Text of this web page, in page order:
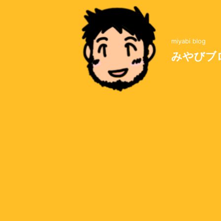
miyabi blog
みやびブ